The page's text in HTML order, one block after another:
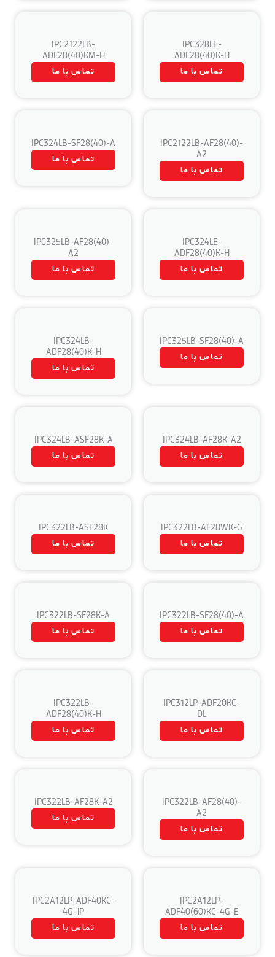
IPC328LE-
ADF28(40)K-H
تماس با ما
IPC2122LB-
ADF28(40)KM-H
تماس با ما
IPC2122LB-AF28(40)-
A2
تماس با ما
IPC324LB-SF28(40)-A
تماس با ما
IPC324LE-
ADF28(40)K-H
تماس با ما
IPC325LB-AF28(40)-
A2
تماس با ما
IPC325LB-SF28(40)-A
تماس با ما
IPC324LB-
ADF28(40)K-H
تماس با ما
IPC324LB-AF28K-A2
تماس با ما
IPC324LB-ASF28K-A
تماس با ما
IPC322LB-AF28WK-G
تماس با ما
IPC322LB-ASF28K
تماس با ما
IPC322LB-SF28(40)-A
تماس با ما
IPC322LB-SF28K-A
تماس با ما
IPC312LP-ADF20KC-
DL
تماس با ما
IPC322LB-
ADF28(40)K-H
تماس با ما
IPC322LB-AF28(40)-
A2
تماس با ما
IPC322LB-AF28K-A2
تماس با ما
IPC2A12LP-
ADF40(60)KC-4G-E
تماس با ما
IPC2A12LP-ADF40KC-
4G-JP
تماس با ما